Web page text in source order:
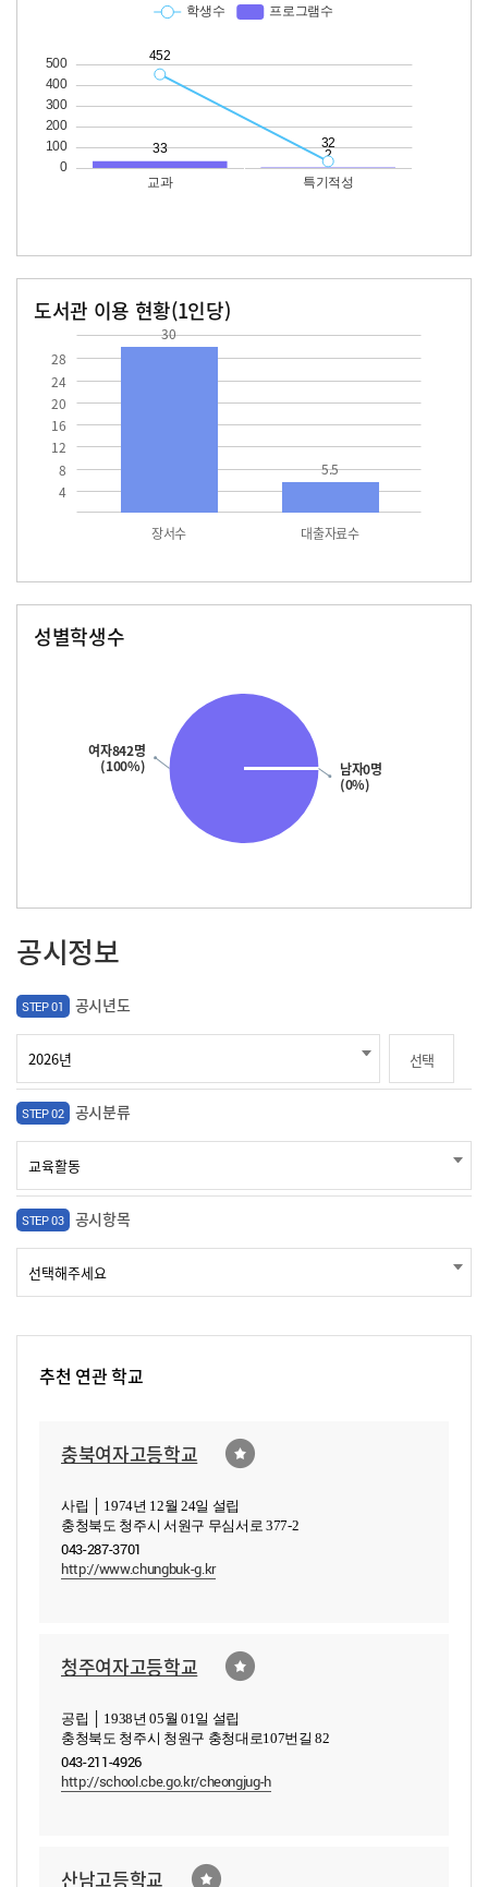
도서관 이용 현황(1인당)
4
8
12
16
20
24
28
장서수 대출자료수
30
5.5
성별학생수
남자0명
(0%)
여자842명
(100%)
공시정보
STEP 01 공시년도
선택
STEP 02 공시분류
STEP 03 공시항목
추천 연관 학교
충북여자고등학교
사립 │ 1974년 12월 24일 설립
충청북도 청주시 서원구 무심서로 377-2
043-287-3701
http://www.chungbuk-g.kr
청주여자고등학교
공립 │ 1938년 05월 01일 설립
충청북도 청주시 청원구 충청대로107번길 82
043-211-4926
http://school.cbe.go.kr/cheongjug-h
산남고등학교